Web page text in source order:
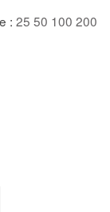
: 25 50 100 200